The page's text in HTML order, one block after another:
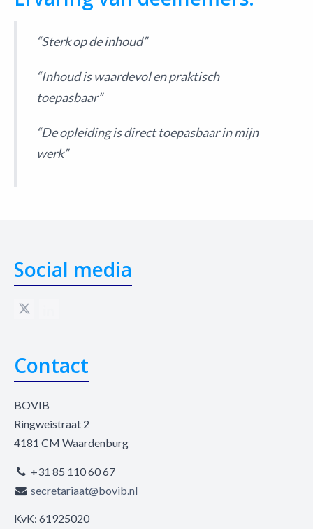
“Sterk op de inhoud”
“Inhoud is waardevol en praktisch
toepasbaar”
“De opleiding is direct toepasbaar in mijn
werk”
Social media
Contact
BOVIB
Ringweistraat 2
4181 CM Waardenburg
+31 85 110 60 67
secretariaat@bovib.nl
KvK: 61925020